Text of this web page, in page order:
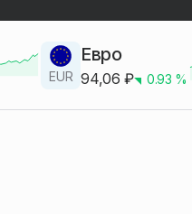
EUR
Евро
94,06 ₽ 0.93 %